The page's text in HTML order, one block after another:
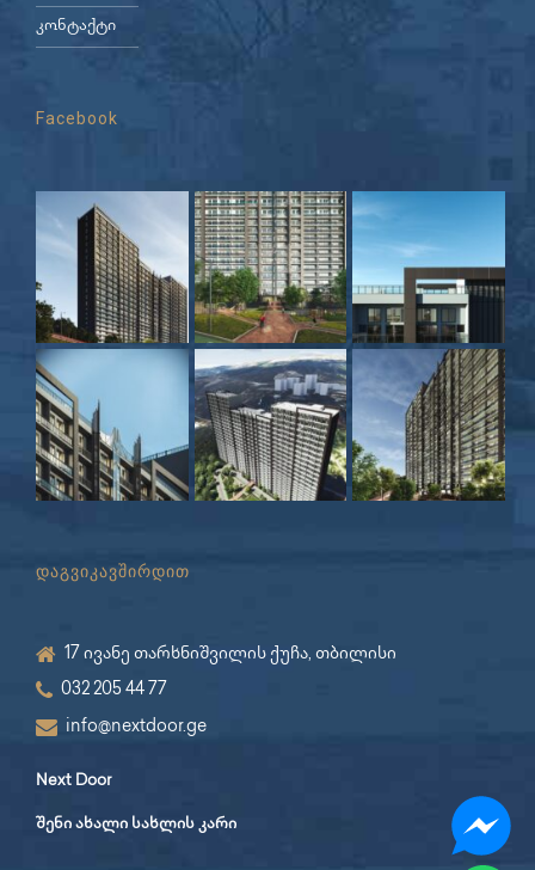
კონტაქტი
Facebook
დაგვიკავშირდით
17 ივანე თარხნიშვილის ქუჩა, თბილისი
032 205 44 77
info@nextdoor.ge
Next Door
შენი ახალი სახლის კარი